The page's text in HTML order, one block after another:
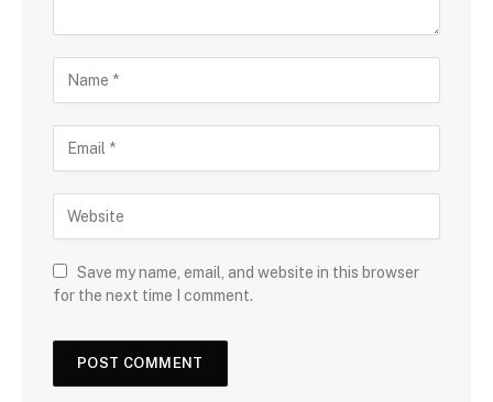
Save my name, email, and website in this browser
for the next time I comment.